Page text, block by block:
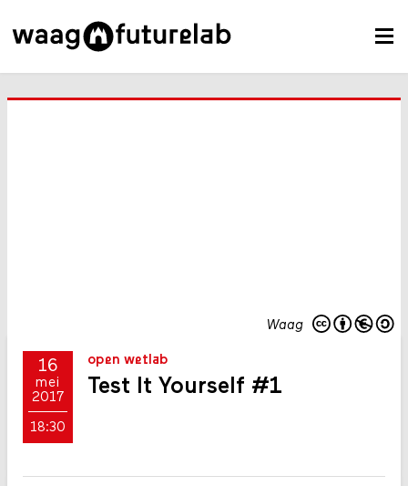
Waag
16
mei
2017
18:30
open wetlab
Test It Yourself #1